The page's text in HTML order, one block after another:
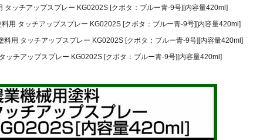
タッチアップスプレー KG0202S [クボタ：ブルー青-9号][内容量420ml]
用 タッチアップスプレー KG0202S [クボタ：ブルー青-9号][内容量420ml]
料用 タッチアップスプレー KG0202S [クボタ：ブルー青-9号][内容量420ml]
ッチアップスプレー KG0202S [クボタ：ブルー青-9号][内容量420ml]